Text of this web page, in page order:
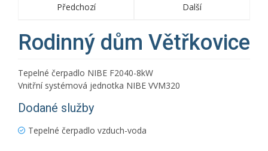
Předchozí Další
Rodinný dům Větřkovice
Tepelné čerpadlo NIBE F2040-8kW
Vnitřní systémová jednotka NIBE VVM320
Dodané služby
Tepelné čerpadlo vzduch-voda